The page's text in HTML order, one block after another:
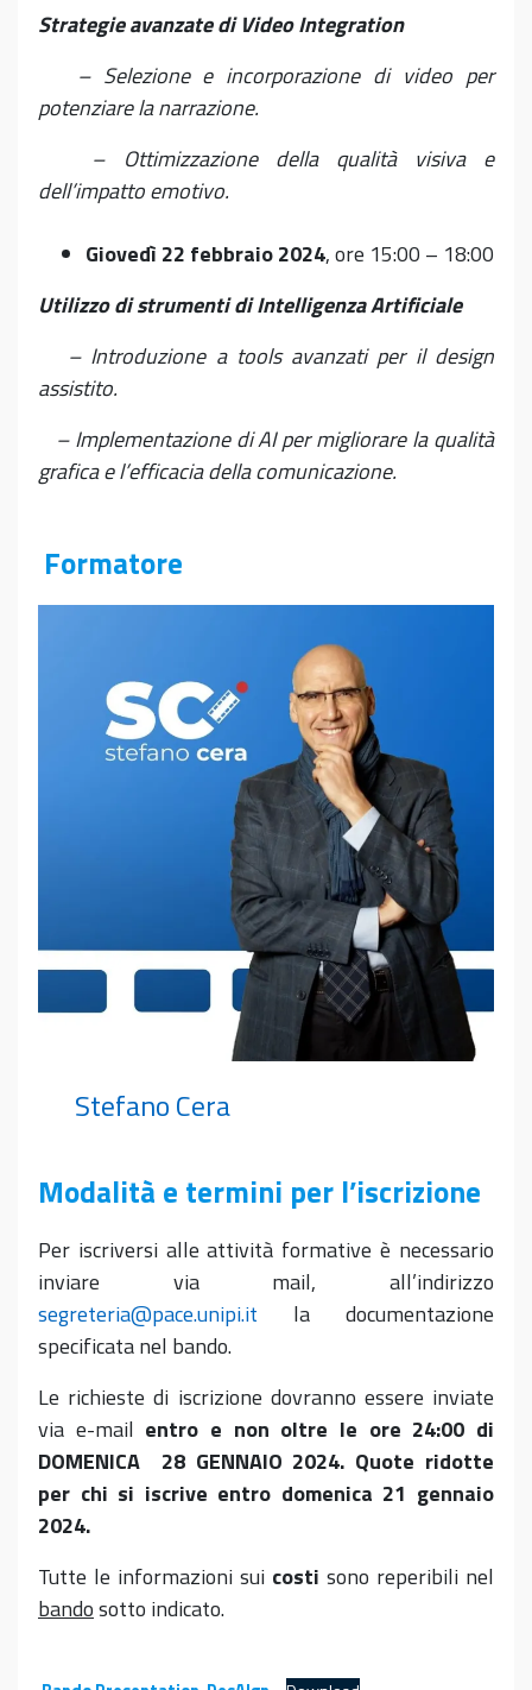
Strategie avanzate di Video Integration
– Selezione e incorporazione di video per
potenziare la narrazione.
– Ottimizzazione della qualità visiva e
dell’impatto emotivo.
Giovedì 22 febbraio 2024, ore 15:00 – 18:00
Utilizzo di strumenti di Intelligenza Artificiale
– Introduzione a tools avanzati per il design
assistito.
– Implementazione di AI per migliorare la qualità
grafica e l’efficacia della comunicazione.
Formatore
Stefano Cera
Modalità e termini per l’iscrizione
Per iscriversi alle attività formative è necessario
inviare via mail, all’indirizzo
segreteria@pace.unipi.it la documentazione
specificata nel bando.
Le richieste di iscrizione dovranno essere inviate
via e-mail entro e non oltre le ore 24:00 di
DOMENICA 28 GENNAIO 2024. Quote ridotte
per chi si iscrive entro domenica 21 gennaio
2024.
Tutte le informazioni sui costi sono reperibili nel
bandosotto indicato.